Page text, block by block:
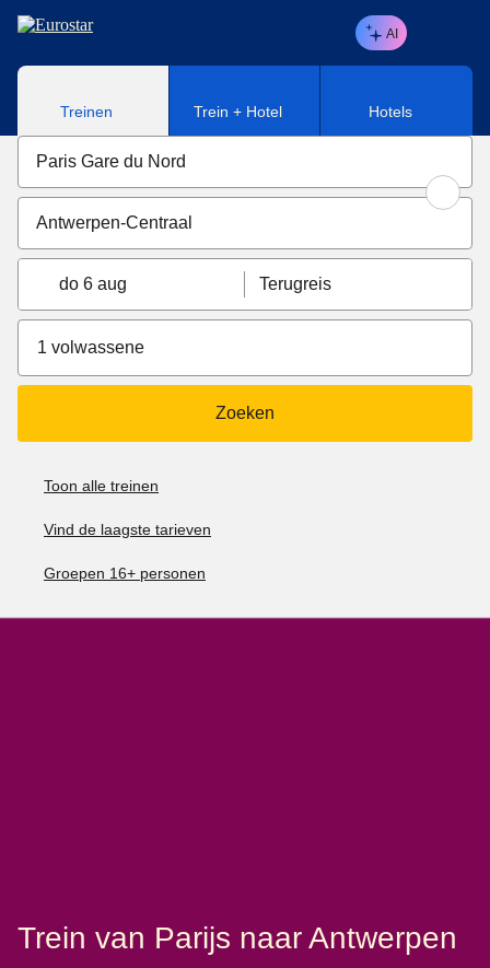
Naar hoofdinhoud
AI
Treinen Trein + Hotel Hotels
do 6 aug Terugreis
1 volwassene
Zoeken
Toon alle treinen
Vind de laagste tarieven
Groepen 16+ personen
Trein van Parijs naar Antwerpen